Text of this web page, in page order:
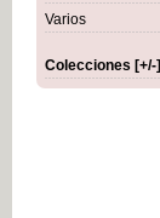
Varios
Colecciones [+/-]